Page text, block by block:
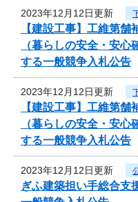
2023年12月12日更新
【建設工事】工維第
（暮らしの安全・安
する一般競争入札公告
2023年12月12日更新
【建設工事】工維第
（暮らしの安全・安
する一般競争入札公告
2023年12月12日更新
ぎふ建築担い手総合支